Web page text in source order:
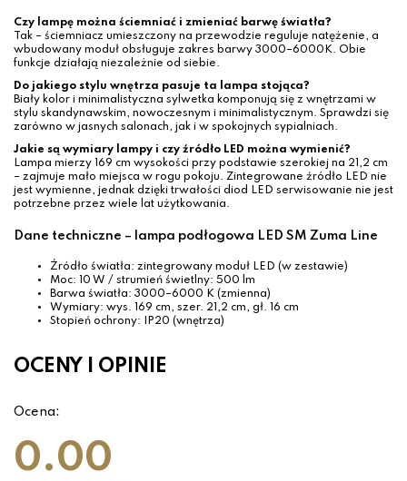
Czy lampę można ściemniać i zmieniać barwę światła?
Tak – ściemniacz umieszczony na przewodzie reguluje natężenie, a
wbudowany moduł obsługuje zakres barwy 3000–6000K. Obie
funkcje działają niezależnie od siebie.
Do jakiego stylu wnętrza pasuje ta lampa stojąca?
Biały kolor i minimalistyczna sylwetka komponują się z wnętrzami w
stylu skandynawskim, nowoczesnym i minimalistycznym. Sprawdzi się
zarówno w jasnych salonach, jak i w spokojnych sypialniach.
Jakie są wymiary lampy i czy źródło LED można wymienić?
Lampa mierzy 169 cm wysokości przy podstawie szerokiej na 21,2 cm
– zajmuje mało miejsca w rogu pokoju. Zintegrowane źródło LED nie
jest wymienne, jednak dzięki trwałości diod LED serwisowanie nie jest
potrzebne przez wiele lat użytkowania.
Dane techniczne – lampa podłogowa LED SM Zuma Line
Źródło światła: zintegrowany moduł LED (w zestawie)
Moc: 10 W / strumień świetlny: 500 lm
Barwa światła: 3000–6000 K (zmienna)
Wymiary: wys. 169 cm, szer. 21,2 cm, gł. 16 cm
Stopień ochrony: IP20 (wnętrza)
OCENY I OPINIE
Ocena:
0.00